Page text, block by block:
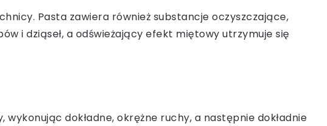
Pasta zawiera również substancje oczyszczające,
i dziąseł, a odświeżający efekt miętowy utrzymuje się
dokładne, okrężne ruchy, a następnie dokładnie